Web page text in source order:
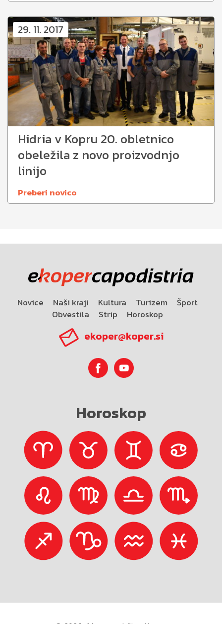
29. 11. 2017
Hidria v Kopru 20. obletnico
obeležila z novo proizvodnjo
linijo
Preberi novico
Novice Naši kraji Kultura Turizem
Šport
Obvestila
Strip Horoskop
ekoper@koper.si
Horoskop